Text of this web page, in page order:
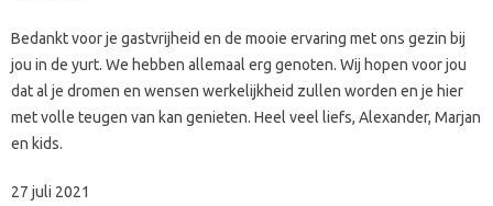
Bedankt voor je gastvrijheid en de mooie ervaring met ons gezin bij
jou in de yurt. We hebben allemaal erg genoten. Wij hopen voor jou
dat al je dromen en wensen werkelijkheid zullen worden en je hier
met volle teugen van kan genieten. Heel veel liefs, Alexander, Marjan
en kids.
27 juli 2021